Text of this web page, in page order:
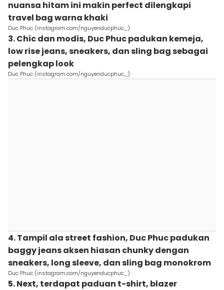
nuansa hitam ini makin perfect dilengkapi
travel bag warna khaki
Duc Phuc (instagram.com/nguyenducphuc_)
3. Chic dan modis, Duc Phuc padukan kemeja,
low rise jeans, sneakers, dan sling bag sebagai
pelengkap look
Duc Phuc (instagram.com/nguyenducphuc_)
4. Tampil ala street fashion, Duc Phuc padukan
baggy jeans aksen hiasan chunky dengan
sneakers, long sleeve, dan sling bag monokrom
Duc Phuc (instagram.com/nguyenducphuc_)
5. Next, terdapat paduan t-shirt, blazer